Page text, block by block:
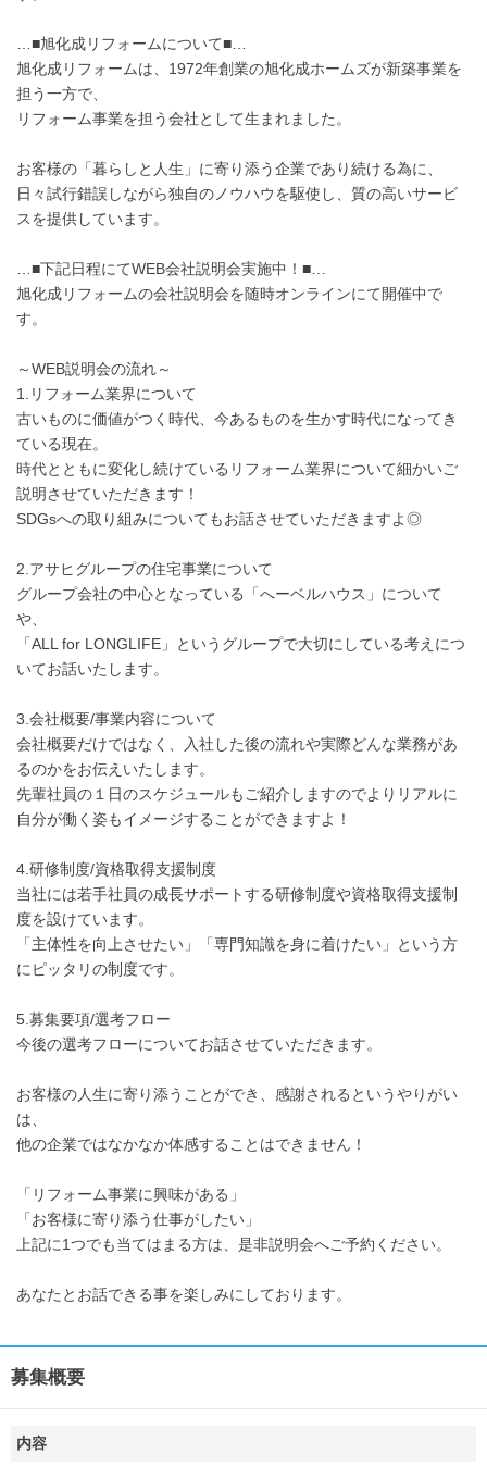
…■旭化成リフォームについて■…
旭化成リフォームは、1972年創業の旭化成ホームズが新築事業を
担う一方で、
リフォーム事業を担う会社として生まれました。
お客様の「暮らしと人生」に寄り添う企業であり続ける為に、
日々試行錯誤しながら独自のノウハウを駆使し、質の高いサービ
スを提供しています。
…■下記日程にてWEB会社説明会実施中！■…
旭化成リフォームの会社説明会を随時オンラインにて開催中で
す。
～WEB説明会の流れ～
1.リフォーム業界について
古いものに価値がつく時代、今あるものを生かす時代になってき
ている現在。
時代とともに変化し続けているリフォーム業界について細かいご
説明させていただきます！
SDGsへの取り組みについてもお話させていただきますよ◎
2.アサヒグループの住宅事業について
グループ会社の中心となっている「へーベルハウス」について
や、
「ALL for LONGLIFE」というグループで大切にしている考えにつ
いてお話いたします。
3.会社概要/事業内容について
会社概要だけではなく、入社した後の流れや実際どんな業務があ
るのかをお伝えいたします。
先輩社員の１日のスケジュールもご紹介しますのでよりリアルに
自分が働く姿もイメージすることができますよ！
4.研修制度/資格取得支援制度
当社には若手社員の成長サポートする研修制度や資格取得支援制
度を設けています。
「主体性を向上させたい」「専門知識を身に着けたい」という方
にピッタリの制度です。
5.募集要項/選考フロー
今後の選考フローについてお話させていただきます。
お客様の人生に寄り添うことができ、感謝されるというやりがい
は、
他の企業ではなかなか体感することはできません！
「リフォーム事業に興味がある」
「お客様に寄り添う仕事がしたい」
上記に1つでも当てはまる方は、是非説明会へご予約ください。
あなたとお話できる事を楽しみにしております。
募集概要
内容